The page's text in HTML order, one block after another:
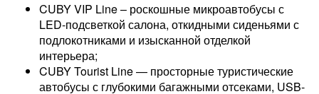
CUBY VIP Line – роскошные микроавтобусы с
LED-подсветкой салона, откидными сиденьями с
подлокотниками и изысканной отделкой
интерьера;
CUBY Tourist Line — просторные туристические
автобусы с глубокими багажными отсеками, USB-